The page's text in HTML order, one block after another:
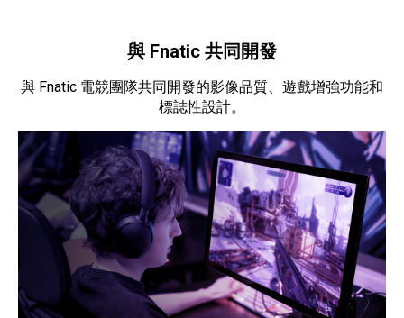
與 Fnatic 共同開發
與 Fnatic 電競團隊共同開發的影像品質、遊戲增強功能和
標誌性設計。